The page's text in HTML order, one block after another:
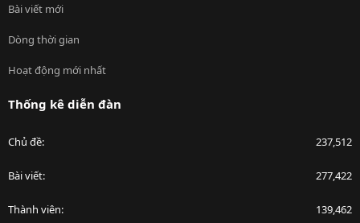
Bài viết mới
Dòng thời gian
Hoạt động mới nhất
Thống kê diễn đàn
Chủ đề 237,512
Bài viết 277,422
Thành viên 139,462